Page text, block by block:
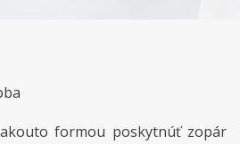
formou poskytnúť zopár